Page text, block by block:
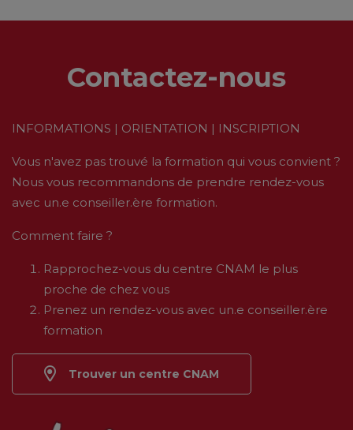
Contactez-nous
INFORMATIONS | ORIENTATION | INSCRIPTION
Vous n'avez pas trouvé la formation qui vous convient ?
Nous vous recommandons de prendre rendez-vous
avec un.e conseiller.ère formation.
Comment faire ?
Rapprochez-vous du centre CNAM le plus
proche de chez vous
Prenez un rendez-vous avec un.e conseiller.ère
formation
Trouver un centre CNAM